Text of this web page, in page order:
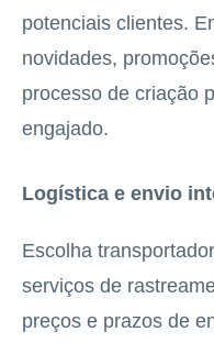
potenciais clientes.
novidades,
processo de criação
engajado.
Logística e envio
Escolha
serviços de
preços e prazos de